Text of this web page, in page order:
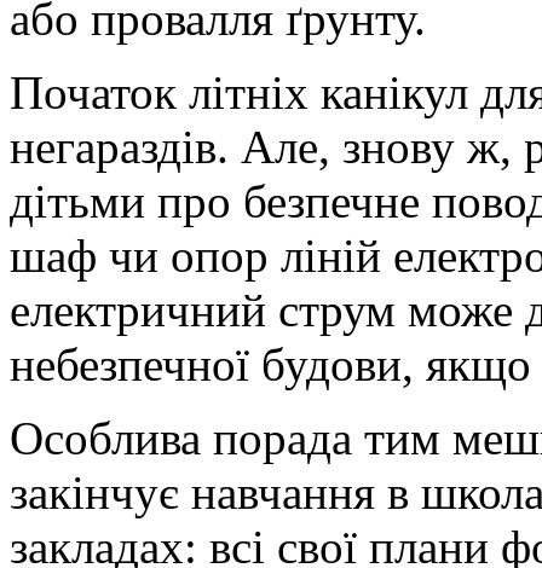
або провалля ґрунту.
Початок літніх канікул
негараздів. Але, знову ж,
дітьми про безпечне
шаф чи опор ліній
електричний струм може
небезпечної будови,
Особлива порада тим
закінчує навчання в
закладах: всі свої